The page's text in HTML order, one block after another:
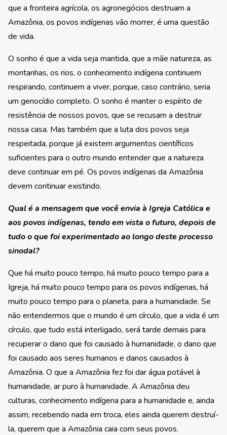
que a fronteira agrícola, os agronegócios destruam a
Amazônia, os povos indígenas vão morrer, é uma questão
de vida.
O sonho é que a vida seja mantida, que a mãe natureza, as
montanhas, os rios, o conhecimento indígena continuem
respirando, continuem a viver, porque, caso contrário, seria
um genocídio completo. O sonho é manter o espírito de
resistência de nossos povos, que se recusam a destruir
nossa casa. Mas também que a luta dos povos seja
respeitada, porque já existem argumentos científicos
suficientes para o outro mundo entender que a natureza
deve continuar em pé. Os povos indígenas da Amazônia
devem continuar existindo.
Qual é a mensagem que você envia à Igreja Católica e
aos povos indígenas, tendo em vista o futuro, depois de
tudo o que foi experimentado ao longo deste processo
sinodal?
Que há muito pouco tempo, há muito pouco tempo para a
Igreja, há muito pouco tempo para os povos indígenas, há
muito pouco tempo para o planeta, para a humanidade. Se
não entendermos que o mundo é um círculo, que a vida é um
círculo, que tudo está interligado, será tarde demais para
recuperar o dano que foi causado à humanidade, o dano que
foi causado aos seres humanos e danos causados à
Amazônia. O que a Amazônia fez foi dar água potável à
humanidade, ar puro à humanidade. A Amazônia deu
culturas, conhecimento indígena para a humanidade e, ainda
assim, recebendo nada em troca, eles ainda querem destruí-
la, querem que a Amazônia caia com seus povos.